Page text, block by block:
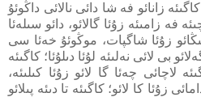
زانائو فە شا دائى نالائى داڭوئۇ
فە زامىئە زۇئا گالائو، دائو سىلەئا
زۇئا شاگپات، موڭوئۇ خەئا سى
بى لائى نەلىئە لۇئا دىلۇئا؛ كاگىئە
لاچائى چەئا گا لائو زۇئا كىلىئە،
زۇئا كا لائو؛ كاگىئە تا دىئە پىلائو